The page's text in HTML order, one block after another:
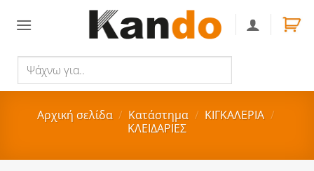
για..
Αρχική σελίδα / Κατάστημα / ΚΙΓΚΑΛΕΡΙΑ /
ΚΛΕΙΔΑΡΙΕΣ